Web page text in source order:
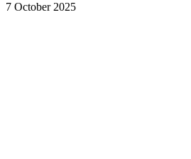
7 October 2025